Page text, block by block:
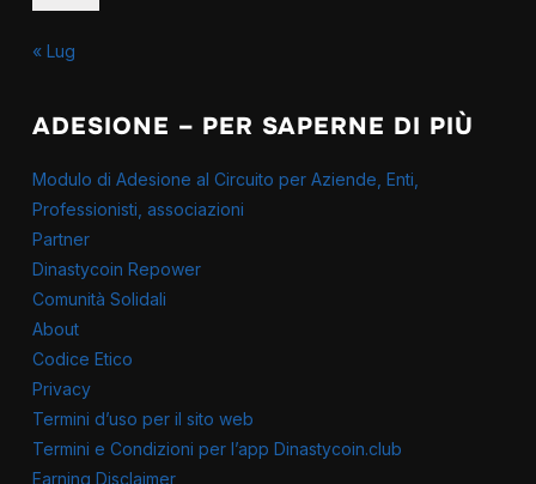
« Lug
ADESIONE – PER SAPERNE DI PIÙ
Modulo di Adesione al Circuito per Aziende, Enti,
Professionisti, associazioni
Partner
Dinastycoin Repower
Comunità Solidali
About
Codice Etico
Privacy
Termini d’uso per il sito web
Termini e Condizioni per l’app Dinastycoin.club
Earning Disclaimer